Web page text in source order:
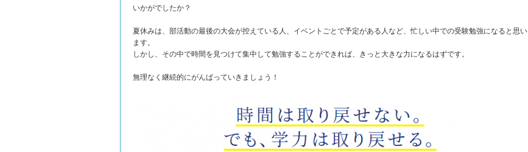
いかがでしたか？
夏休みは、部活動の最後の大会が控えている人、イベントごとで予定がある人など、忙しい中での受験勉強になると思い
ます。
しかし、その中で時間を見つけて集中して勉強することができれば、きっと大きな力になるはずです。
無理なく継続的にがんばっていきましょう！